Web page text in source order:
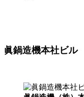
眞鍋造機本社ビル